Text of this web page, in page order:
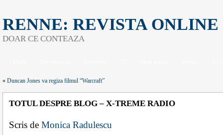
RENNE: REVISTA ONLINE
DOAR CE CONTEAZA
« Duncan Jones va regiza filmul “Warcraft”
TOTUL DESPRE BLOG – X-TREME RADIO
Scris de Monica Radulescu